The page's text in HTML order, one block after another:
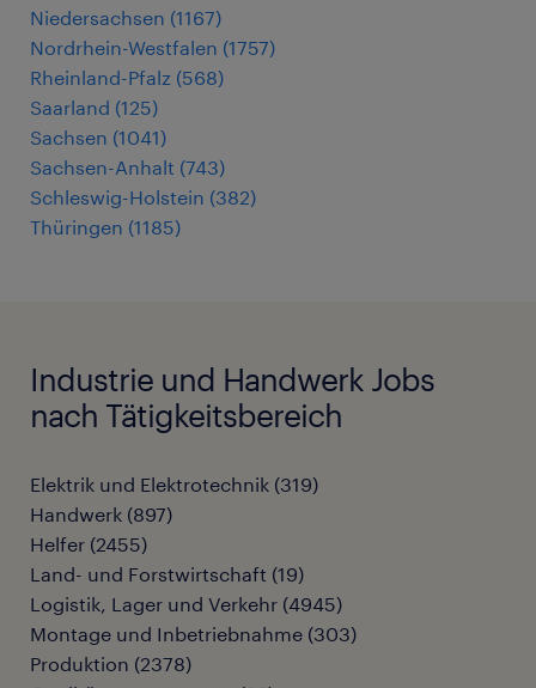
Niedersachsen (1167)
Nordrhein-Westfalen (1757)
Rheinland-Pfalz (568)
Saarland (125)
Sachsen (1041)
Sachsen-Anhalt (743)
Schleswig-Holstein (382)
Thüringen (1185)
Industrie und Handwerk Jobs
nach Tätigkeitsbereich
Elektrik und Elektrotechnik (319)
Handwerk (897)
Helfer (2455)
Land- und Forstwirtschaft (19)
Logistik, Lager und Verkehr (4945)
Montage und Inbetriebnahme (303)
Produktion (2378)